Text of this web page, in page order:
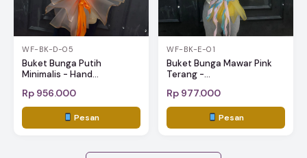
WF-BK-D-05
Buket Bunga Putih
Minimalis - Hand...
Rp 956.000
Pesan
WF-BK-E-01
Buket Bunga Mawar Pink
Terang -...
Rp 977.000
Pesan